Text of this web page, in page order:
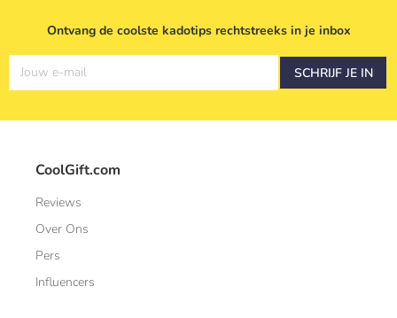
Ontvang de coolste kadotips rechtstreeks in je inbox
Jouw e-mail SCHRIJF JE IN
CoolGift.com
Reviews
Over Ons
Pers
Influencers